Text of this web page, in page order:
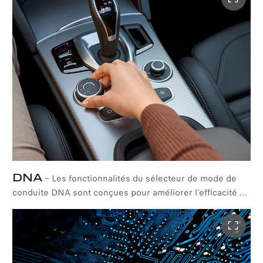
avantages de la transmission intégrale avec la réactivité
et le plaisir de conduite d'une propulsion.
DNA – Les fonctionnalités du sélecteur de mode de
conduite DNA sont conçues pour améliorer l'efficacité et
les performances de l'Alfa Romeo Stelvio.DYNAMIC :
adapté à la conduite sportive, ce mode ajuste le moteur
et la boîte de vitesses à la cartographie sportive, en
augmentant la traction dans les virages et en augmentant